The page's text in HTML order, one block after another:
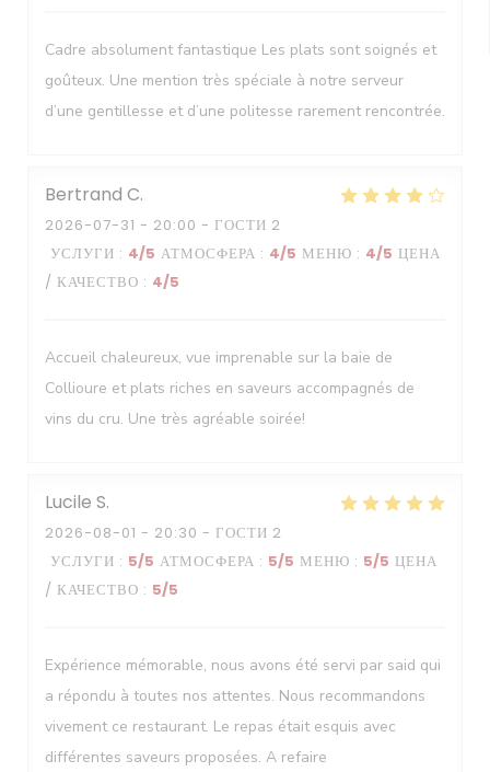
Cadre absolument fantastique Les plats sont soignés et
goûteux. Une mention très spéciale à notre serveur
d’une gentillesse et d’une politesse rarement rencontrée.
Bertrand C
2026-07-31 - 20:00 - ГОСТИ 2
УСЛУГИ : 4/5 АТМОСФЕРА : 4/5 МЕНЮ : 4/5 ЦЕНА
/ КАЧЕСТВО : 4/5
Accueil chaleureux, vue imprenable sur la baie de
Collioure et plats riches en saveurs accompagnés de
vins du cru. Une très agréable soirée!
Lucile S
2026-08-01 - 20:30 - ГОСТИ 2
УСЛУГИ : 5/5 АТМОСФЕРА : 5/5 МЕНЮ : 5/5 ЦЕНА
/ КАЧЕСТВО : 5/5
Expérience mémorable, nous avons été servi par said qui
a répondu à toutes nos attentes. Nous recommandons
vivement ce restaurant. Le repas était esquis avec
différentes saveurs proposées. A refaire